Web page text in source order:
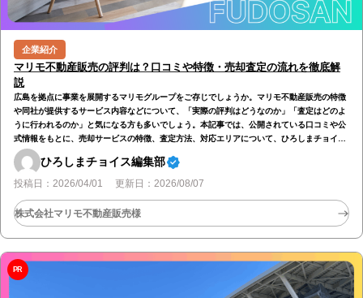
企業紹介
マリモ不動産販売の評判は？口コミや特徴・売却査定の流れを徹底解
説
広島を拠点に事業を展開するマリモグループをご存じでしょうか。マリモ不動産販売の特徴
や同社が提供するサービス内容などについて、「実際の評判はどうなのか」「査定はどのよ
うに行われるのか」と気になる方も多いでしょう。本記事では、公開されている口コミや公
式情報をもとに、売却サービスの特徴、査定方法、対応エリアについて、ひろしまチョイス
編集部が客観的に解説します！ マリモ不動産販売とは？ マリモ不動産販売は、広島県広島
市に本社を置く、マリモグループの不動産仲介会社です。2020年に創業し、マンション・戸
建て・土地などの売買仲介を中心に、不動産の売却査定や購入、住み替えに関する相談を受
ひろしまチョイス編集部
投稿日：2026/04/01 更新日：2026/08/07
株式会社マリモ不動産販売様
PR